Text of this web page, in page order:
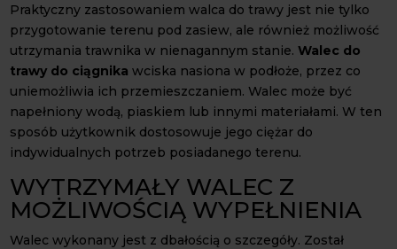
Praktyczny zastosowaniem walca do trawy jest nie tylko
przygotowanie terenu pod zasiew, ale również możliwość
utrzymania trawnika w nienagannym stanie.Walec do
trawy do ciągnika wciska nasiona w podłoże, przez co
uniemożliwia ich przemieszczaniem. Walec może być
napełniony wodą, piaskiem lub innymi materiałami. W ten
sposób użytkownik dostosowuje jego ciężar do
indywidualnych potrzeb posiadanego terenu.
WYTRZYMAŁY WALEC Z
MOŻLIWOŚCIĄ WYPEŁNIENIA
Walec wykonany jest z dbałością o szczegóły. Został